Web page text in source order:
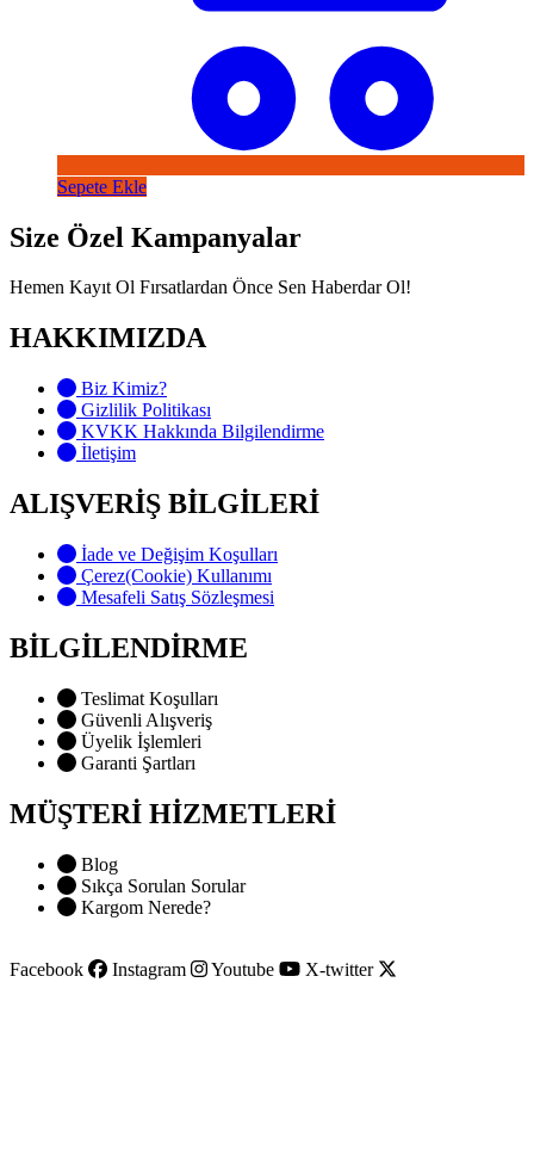
Sepete Ekle
Size Özel Kampanyalar
Hemen Kayıt Ol Fırsatlardan Önce Sen Haberdar Ol!
HAKKIMIZDA
Biz Kimiz?
Gizlilik Politikası
KVKK Hakkında Bilgilendirme
İletişim
ALIŞVERİŞ BİLGİLERİ
İade ve Değişim Koşulları
Çerez(Cookie) Kullanımı
Mesafeli Satış Sözleşmesi
BİLGİLENDİRME
Teslimat Koşulları
Güvenli Alışveriş
Üyelik İşlemleri
Garanti Şartları
MÜŞTERİ HİZMETLERİ
Blog
Sıkça Sorulan Sorular
Kargom Nerede?
Facebook Instagram Youtube X-twitter